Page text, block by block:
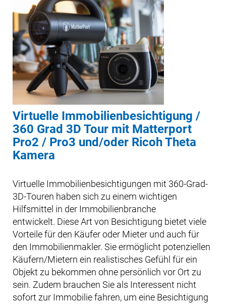
Virtuelle Immobilienbesichtigung /
360 Grad 3D Tour mit Matterport
Pro2 / Pro3 und/oder Ricoh Theta
Kamera
Virtuelle Immobilienbesichtigungen mit 360-Grad-
3D-Touren haben sich zu einem wichtigen
Hilfsmittel in der Immobilienbranche
entwickelt. Diese Art von Besichtigung bietet viele
Vorteile für den Käufer oder Mieter und auch für
den Immobilienmakler. Sie ermöglicht potenziellen
Käufern/Mietern ein realistisches Gefühl für ein
Objekt zu bekommen ohne persönlich vor Ort zu
sein. Zudem brauchen Sie als Interessent nicht
sofort zur Immobilie fahren, um eine Besichtigung